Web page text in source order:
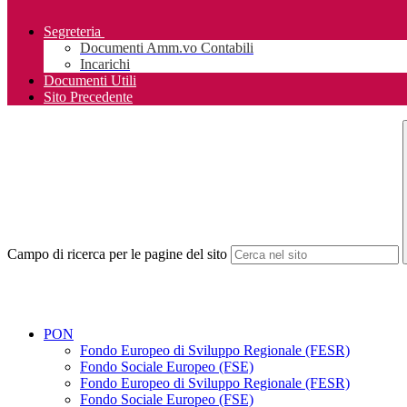
Segreteria
Documenti Amm.vo Contabili
Incarichi
Documenti Utili
Sito Precedente
Campo di ricerca per le pagine del sito
PON
Fondo Europeo di Sviluppo Regionale (FESR)
Fondo Sociale Europeo (FSE)
Fondo Europeo di Sviluppo Regionale (FESR)
Fondo Sociale Europeo (FSE)